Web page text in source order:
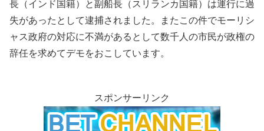
長（インド国籍）と副船長（スリランカ国籍）は運行に過
失があったとして逮捕されました。またこの件でモーリシ
ャス政府の対応に不満があるとして数千人の市民が政権の
辞任を求めてデモをおこしています。
スポンサーリンク